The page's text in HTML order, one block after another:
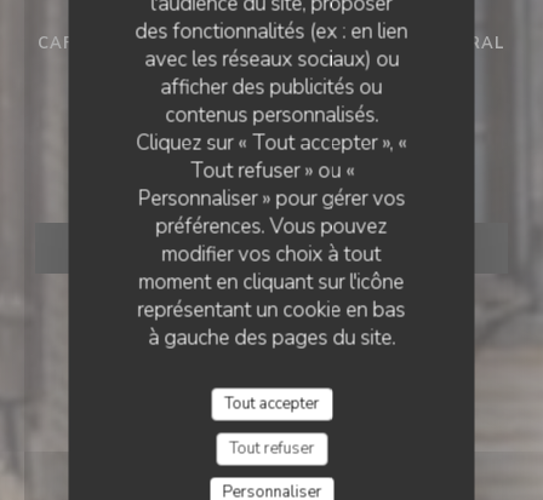
des fonctionnalités (ex : en lien
avec les réseaux sociaux) ou
afficher des publicités ou
contenus personnalisés.
Cliquez sur « Tout accepter », «
Tout refuser » ou «
Personnaliser » pour gérer vos
préférences. Vous pouvez
modifier vos choix à tout
moment en cliquant sur l'icône
représentant un cookie en bas
à gauche des pages du site.
Tout accepter
Tout refuser
Personnaliser
CAFÉ RESTAURANT• CASTELNAU-DE-MONTMIRAL
L'AUBERGE DES
ARCADES
RÉSERVER
L'AUBERGE DES ARCADES